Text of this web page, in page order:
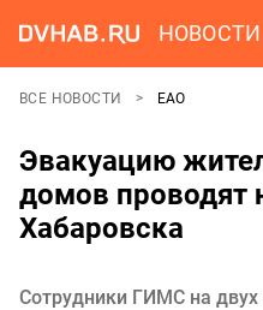
НОВОСТИ
ВСЕ НОВОСТИ ЕАО
Эвакуацию
домов проводят
Хабаровска
Сотрудники ГИМС на двух